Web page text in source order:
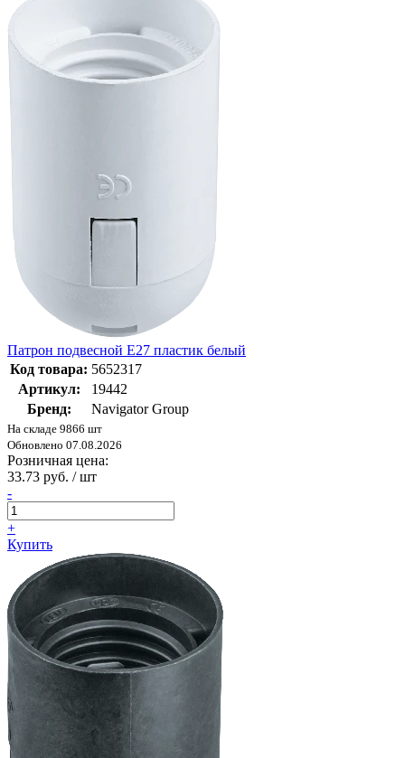
Патрон подвесной Е27 пластик белый
Код товара: 5652317
Артикул:
19442
Бренд:
Navigator Group
На складе 9866 шт
Обновлено 07.08.2026
Розничная цена:
33.73 руб. / шт
-
+
Купить